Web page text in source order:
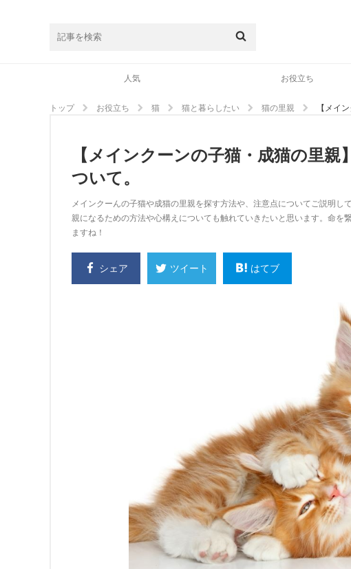
人気 お役立ち
トップ お役立ち 猫 猫と暮らしたい 猫の里親 【メイ
【メインクーンの子猫・成猫の里
ついて。
メインクーんの子猫や成猫の里親を探す方法や、注意点についてご説明
親になるための方法や心構えについても触れていきたいと思います。命
ますね！
シェア ツイート はてブ